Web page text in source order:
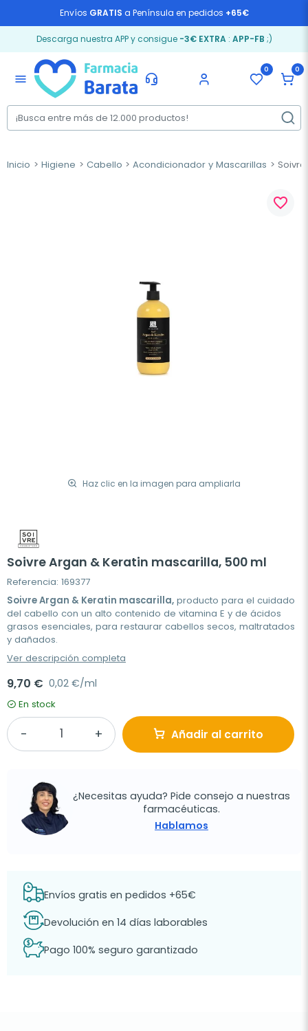
Envíos GRATIS a Península en pedidos +65€
Descarga nuestra APP y consigue -3€ EXTRA: APP-FB ;)
menu
0 0
Inicio Higiene Cabello Acondicionador y Mascarillas
Haz clic en la imagen para ampliarla
favorite_border
Soivre Argan & Keratin mascarilla, 500 ml
Referencia: 169377
Soivre Argan & Keratin mascarilla, producto para el cuidado
del cabello con un alto contenido de vitamina E y de ácidos
grasos esenciales, para restaurar cabellos secos, maltratados
y dañados.
Ver descripción completa
9,70 € 0,02 €/ml
En stock
Añadir al carrito
¿Necesitas ayuda? Pide consejo a nuestras
farmacéuticas.
Hablamos
Envíos gratis en pedidos +65€
Devolución en 14 días laborables
Pago 100% seguro garantizado